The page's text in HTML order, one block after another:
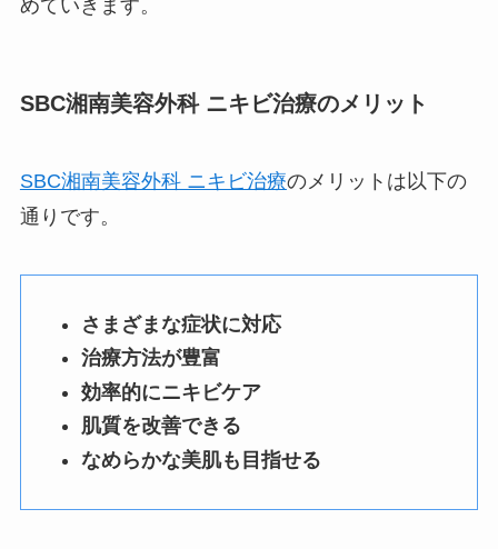
めていきます。
SBC湘南美容外科 ニキビ治療のメリット
SBC湘南美容外科 ニキビ治療のメリットは以下の
通りです。
さまざまな症状に対応
治療方法が豊富
効率的にニキビケア
肌質を改善できる
なめらかな美肌も目指せる